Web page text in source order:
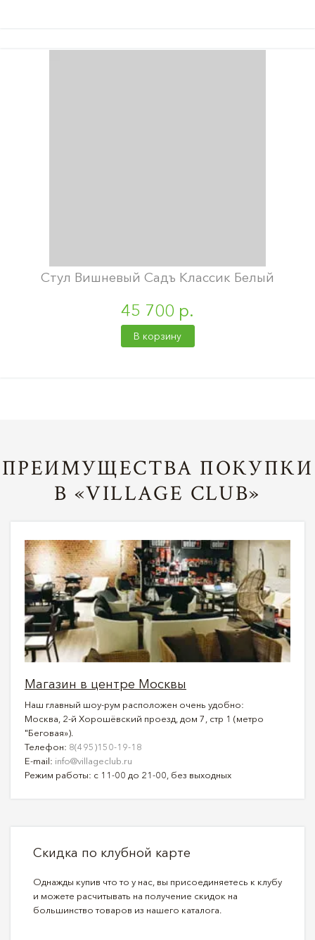
Стул Вишневый Садъ Классик Белый
45 700 р.
В корзину
ПРЕИМУЩЕСТВА ПОКУПКИ
В «VILLAGE CLUB»
Магазин в центре Москвы
Наш главный шоу-рум расположен очень удобно:
Москва, 2-й Хорошёвский проезд, дом 7, стр 1 (метро
"Беговая»).
Телефон: 8(495)150-19-18
E-mail: info@villageclub.ru
Режим работы: с 11-00 до 21-00, без выходных
Скидка по клубной карте
Однажды купив что то у нас, вы присоединяетесь к клубу
и можете расчитывать на получение скидок на
большинство товаров из нашего каталога.